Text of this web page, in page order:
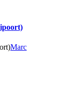
Marc